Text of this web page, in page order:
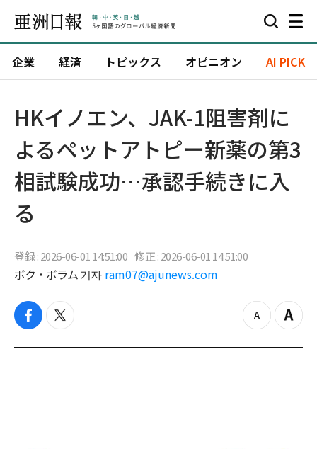
企業 経済 トピックス オピニオン AI PICK
HKイノエン、JAK-1阻害剤に
よるペットアトピー新薬の第3
相試験成功…承認手続きに入
る
登録 : 2026-06-01 14:51:00 修正 : 2026-06-01 14:51:00
ボク・ボラム 기자 ram07@ajunews.com
f
c
t
i
z
o
Z
o